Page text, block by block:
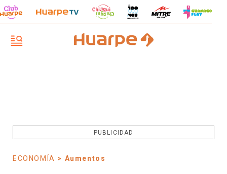
PUBLICIDAD
ECONOMÍA > Aumentos